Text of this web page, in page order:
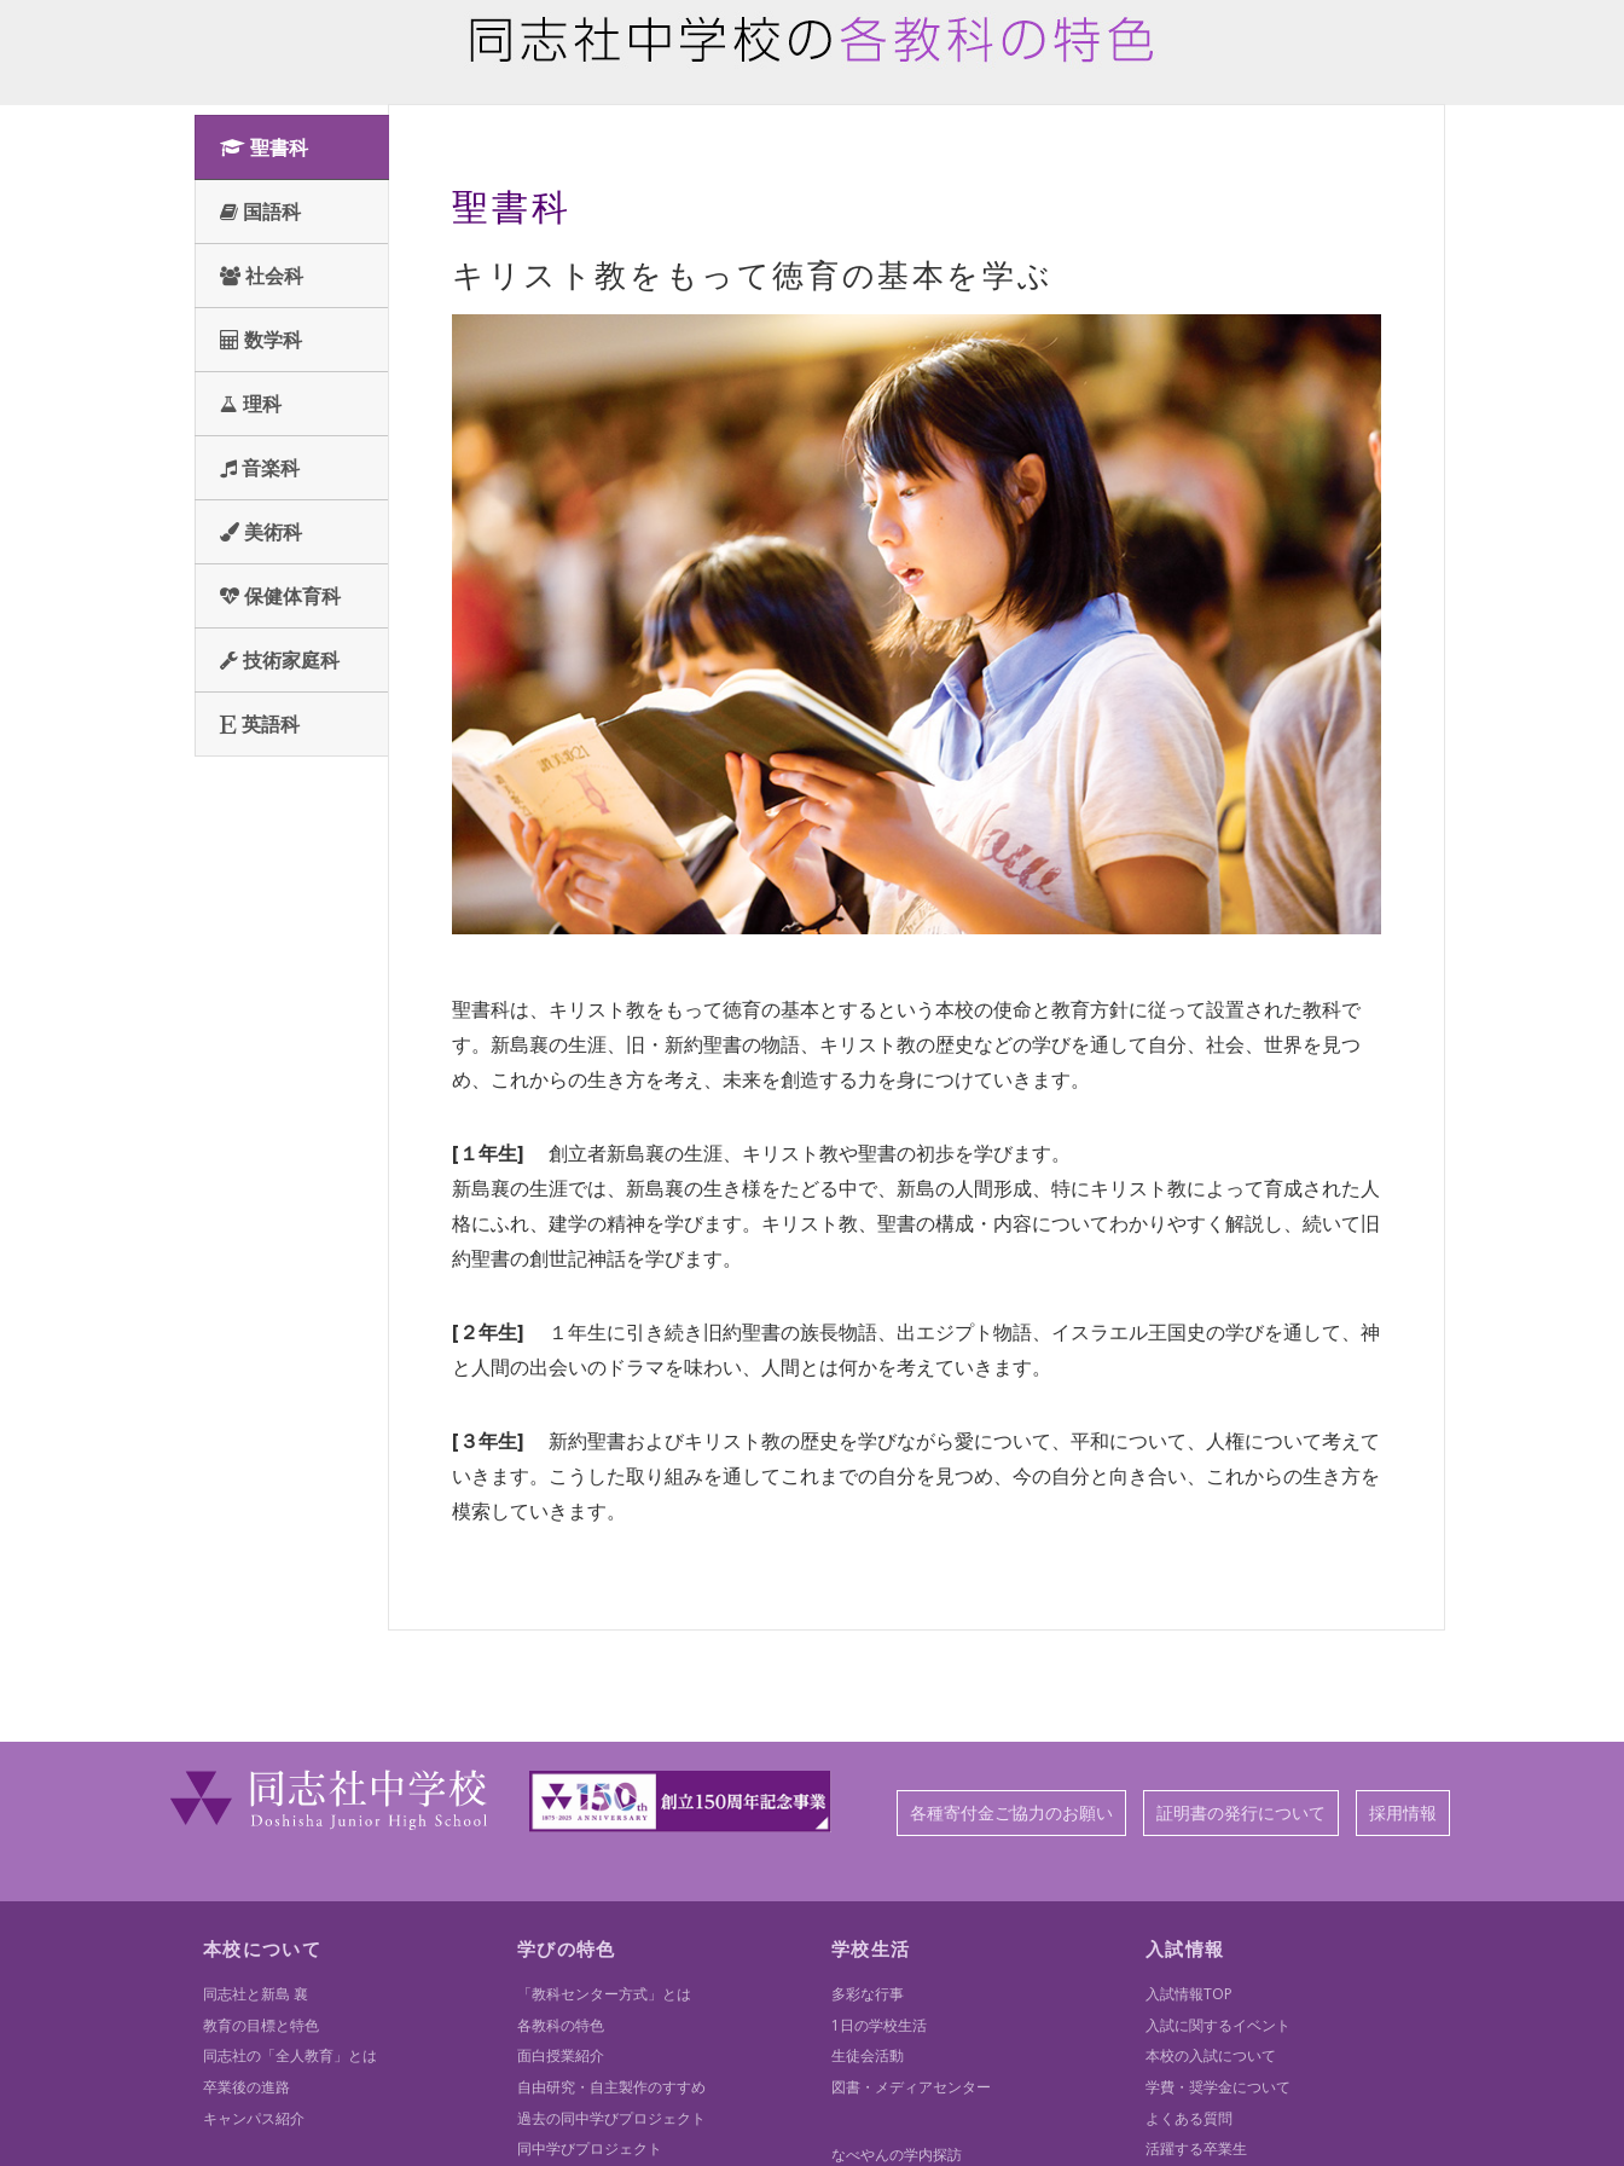
聖書科
国語科
社会科
数学科
理科
音楽科
美術科
保健体育科
技術家庭科
英語科
聖書科
キリスト教をもって徳育の基本を学ぶ
聖書科は、キリスト教をもって徳育の基本とするという本校の使命と教育方針に従って設置された教科で
す。新島襄の生涯、旧・新約聖書の物語、キリスト教の歴史などの学びを通して自分、社会、世界を見つ
め、これからの生き方を考え、未来を創造する力を身につけていきます。
[１年生] 創立者新島襄の生涯、キリスト教や聖書の初歩を学びます。
新島襄の生涯では、新島襄の生き様をたどる中で、新島の人間形成、特にキリスト教によって育成された人
格にふれ、建学の精神を学びます。キリスト教、聖書の構成・内容についてわかりやすく解説し、続いて旧
約聖書の創世記神話を学びます。
[２年生] １年生に引き続き旧約聖書の族長物語、出エジプト物語、イスラエル王国史の学びを通して、神
と人間の出会いのドラマを味わい、人間とは何かを考えていきます。
[３年生] 新約聖書およびキリスト教の歴史を学びながら愛について、平和について、人権について考えて
いきます。こうした取り組みを通してこれまでの自分を見つめ、今の自分と向き合い、これからの生き方を
模索していきます。
各種寄付金ご協力のお願い 証明書の発行について 採用情報
本校について
同志社と新島 襄
教育の目標と特色
同志社の「全人教育」とは
卒業後の進路
キャンパス紹介
学びの特色
「教科センター方式」とは
各教科の特色
面白授業紹介
自由研究・自主製作のすすめ
過去の同中学びプロジェクト
同中学びプロジェクト
学校生活
多彩な行事
1日の学校生活
生徒会活動
図書・メディアセンター
なべやんの学内探訪
入試情報
入試情報TOP
入試に関するイベント
本校の入試について
学費・奨学金について
よくある質問
活躍する卒業生